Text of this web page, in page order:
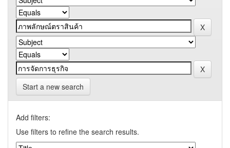
Start a new search
Add filters:
Use filters to refine the search results.